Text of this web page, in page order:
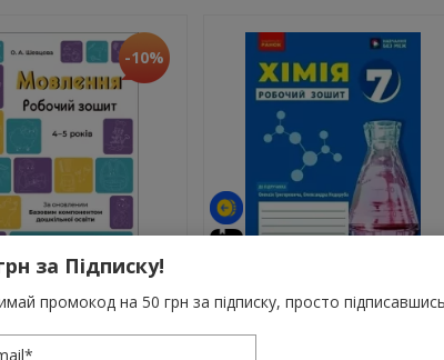
-10%
4-5 років. Робочий
до НУШ –
О.А.
зошит для ЗЗСО. Григорович
за Підписку!
промокод на 50 грн за підписку, просто